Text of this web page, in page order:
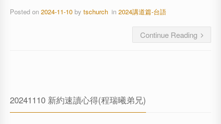
Posted on 2024-11-10 by tschurch in2024講道篇-台語
Continue Reading
20241110 新約速讀心得(程瑞曦弟兄)